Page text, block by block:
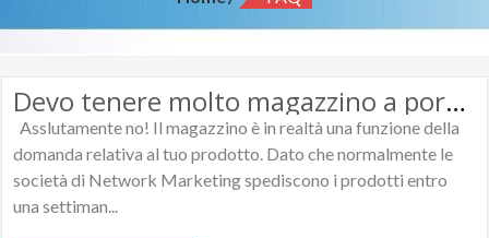
Devo tenere molto magazzino a portata di mano e molto spazio per ospitarlo?
Asslutamente no! Il magazzino è in realtà una funzione della
domanda relativa al tuo prodotto. Dato che normalmente le
società di Network Marketing spediscono i prodotti entro
una settiman...